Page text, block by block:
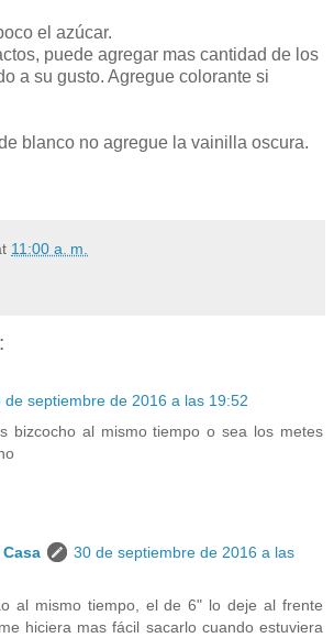
el azúcar.
puede agregar mas cantidad de los
a su gusto. Agregue colorante si
blanco no agregue la vainilla oscura.
11:00 a. m.
de septiembre de 2016 a las 19:52
bizcocho al mismo tiempo o sea los metes
30 de septiembre de 2016 a las
al mismo tiempo, el de 6" lo deje al frente
hiciera mas fácil sacarlo cuando estuviera